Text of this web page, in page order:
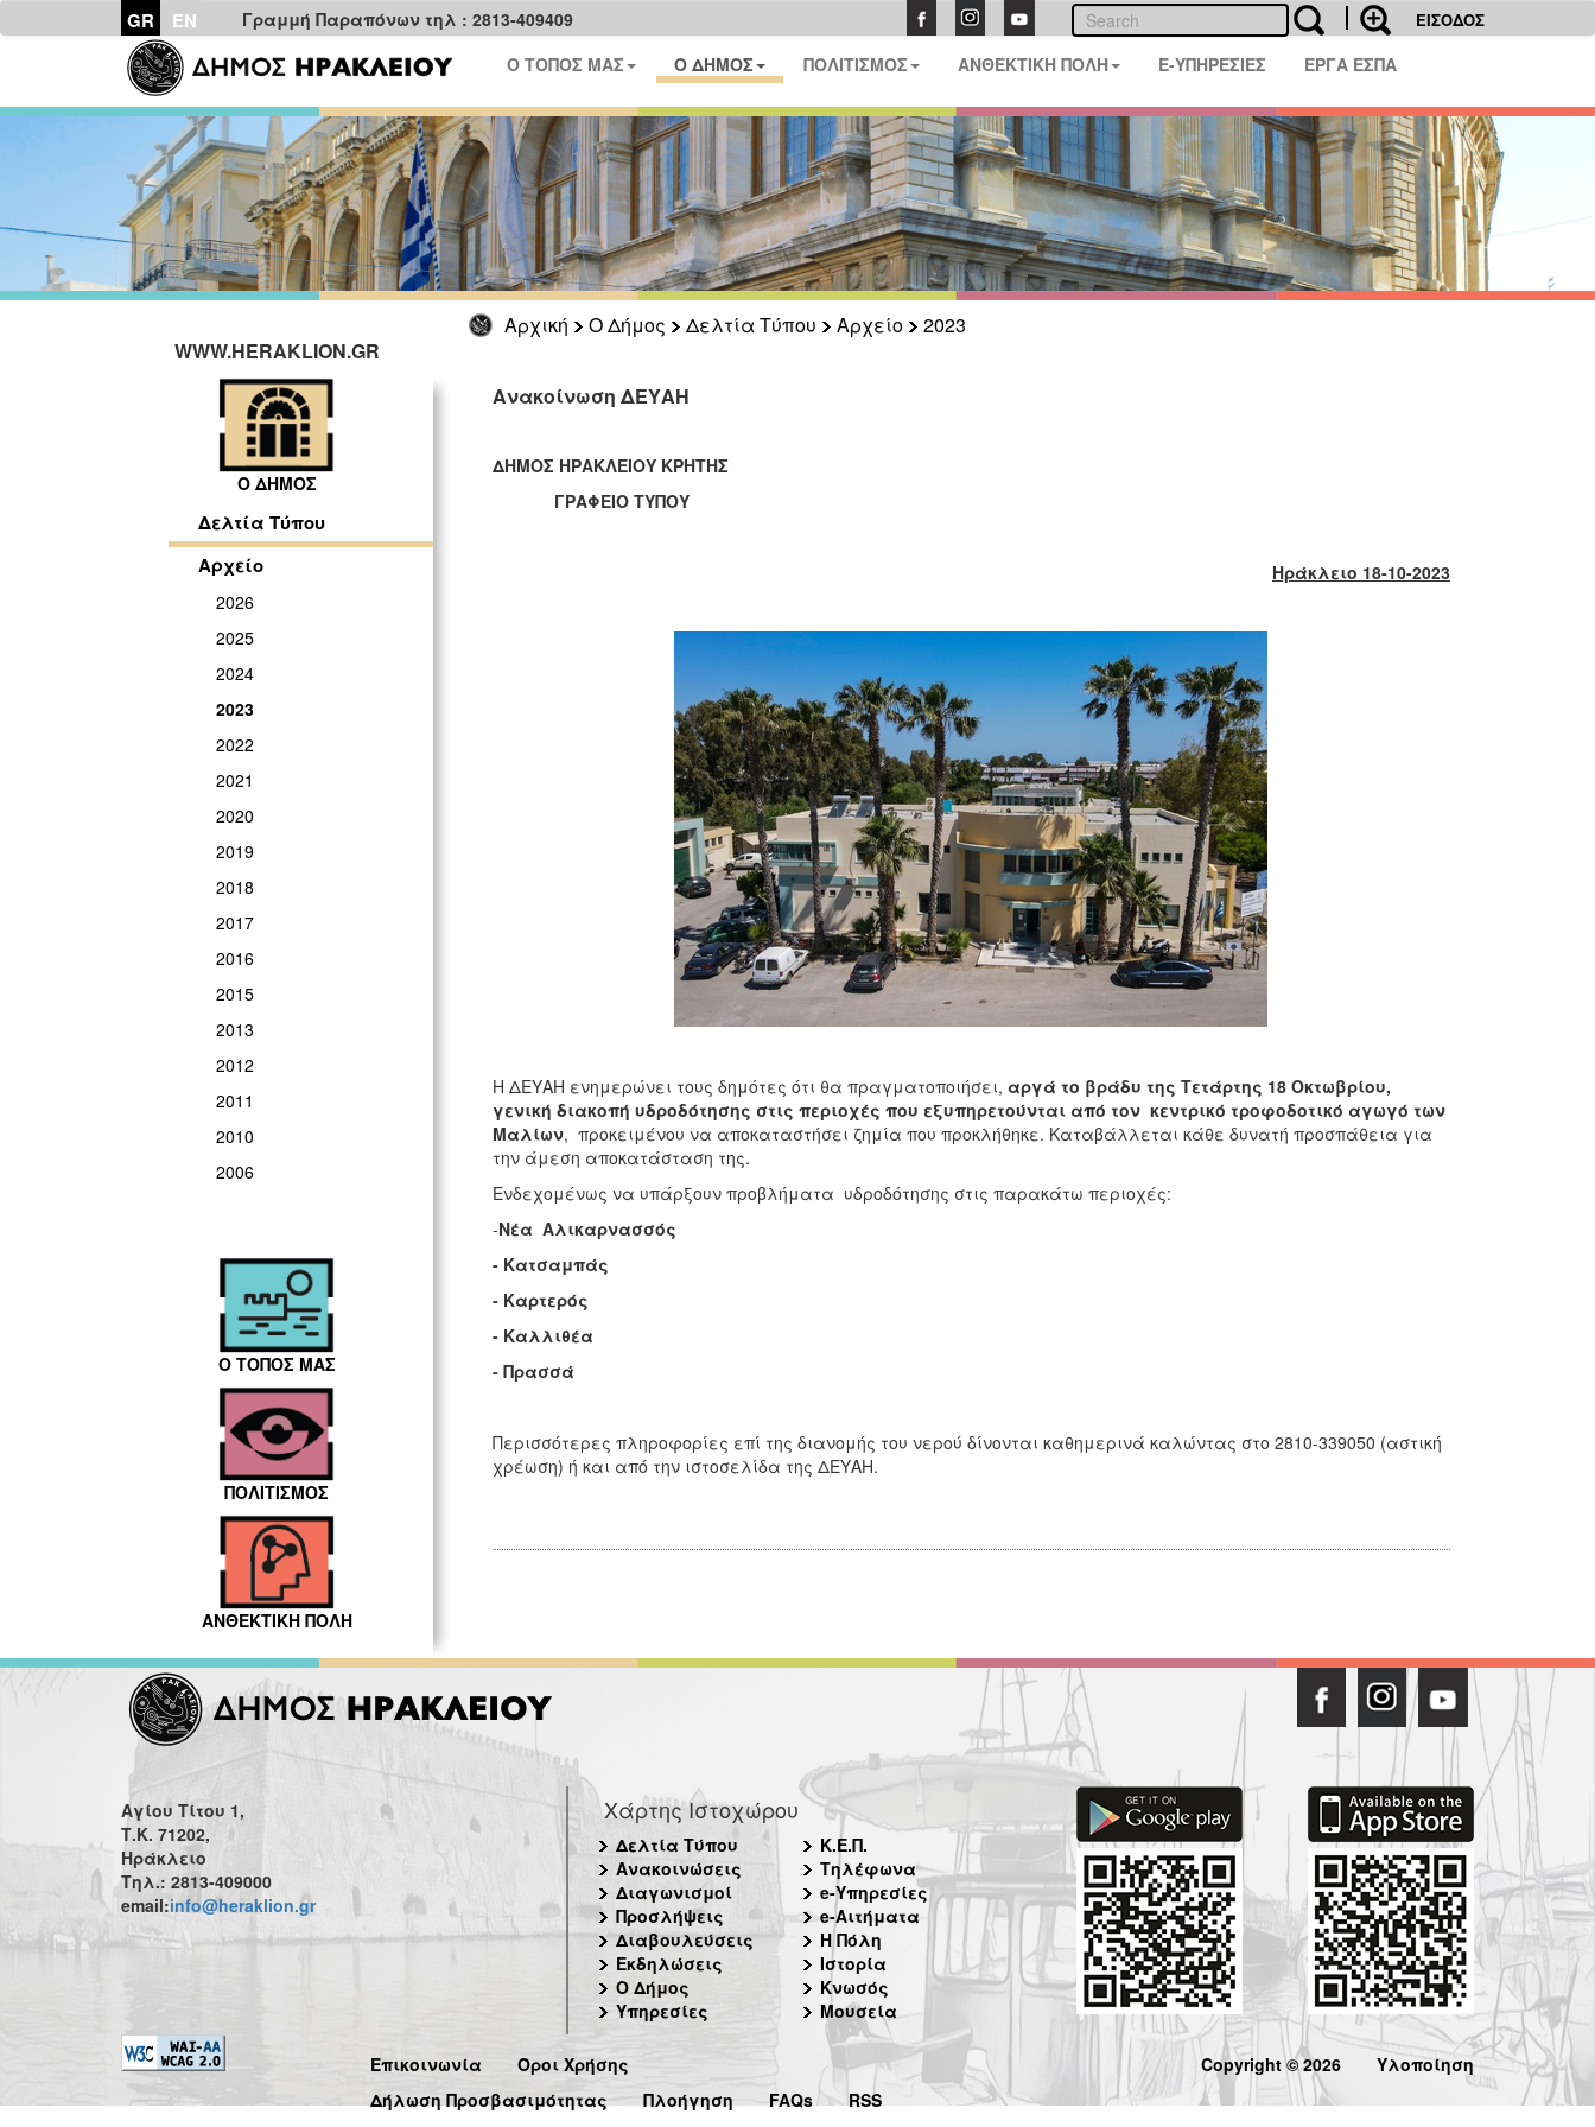
GR EN Γραμμή Παραπόνων τηλ : 2813-409409 ΕΙΣΟΔΟΣ
Ο ΤΟΠΟΣ ΜΑΣ Ο ΔΗΜΟΣ ΠΟΛΙΤΙΣΜΟΣ ΑΝΘΕΚΤΙΚΗ ΠΟΛΗ E-ΥΠΗΡΕΣΙΕΣ ΕΡΓΑ ΕΣΠΑ
Αρχική Ο Δήμος Δελτία Τύπου Αρχείο
2023
WWW.HERAKLION.GR
Ο ΔΗΜΟΣ
Δελτία Τύπου
Αρχείο
2026
2025
2024
2023
2022
2021
2020
2019
2018
2017
2016
2015
2013
2012
2011
2010
2006
Ο ΤΟΠΟΣ ΜΑΣ
ΠΟΛΙΤΙΣΜΟΣ
ΑΝΘΕΚΤΙΚΗ ΠΟΛΗ
Ανακοίνωση ΔΕΥΑΗ
ΔΗΜΟΣ ΗΡΑΚΛΕΙΟΥ ΚΡΗΤΗΣ
ΓΡΑΦΕΙΟ ΤΥΠΟΥ
Ηράκλειο 18-10-2023
Η ΔΕΥΑΗ ενημερώνει τους δημότες ότι θα πραγματοποιήσει, αργά το βράδυ της Τετάρτης 18 Οκτωβρίου,
γενική διακοπή υδροδότησης στις περιοχές που εξυπηρετούνται από τον κεντρικό τροφοδοτικό αγωγό των
Μαλίων, προκειμένου να αποκαταστήσει ζημία που προκλήθηκε. Καταβάλλεται κάθε δυνατή προσπάθεια για
την άμεση αποκατάσταση της.
Ενδεχομένως να υπάρξουν προβλήματα υδροδότησης στις παρακάτω περιοχές:
-Νέα Αλικαρνασσός
- Κατσαμπάς
- Καρτερός
- Καλλιθέα
- Πρασσά
Περισσότερες πληροφορίες επί της διανομής του νερού δίνονται καθημερινά καλώντας στο 2810-339050 (αστική
χρέωση) ή και από την ιστοσελίδα της ΔΕΥΑΗ.
Αγίου Τίτου 1,
Τ.Κ. 71202,
Ηράκλειο
Τηλ.: 2813-409000
email:info@heraklion.gr
Χάρτης Ιστοχώρου
Δελτία Τύπου
Ανακοινώσεις
Διαγωνισμοί
Προσλήψεις
Διαβουλεύσεις
Εκδηλώσεις
Ο Δήμος
Υπηρεσίες
Κ.Ε.Π.
Τηλέφωνα
e-Υπηρεσίες
e-Αιτήματα
Η Πόλη
Ιστορία
Κνωσός
Μουσεία
Επικοινωνία
Όροι Χρήσης
Δήλωση Προσβασιμότητας
Πλοήγηση FAQs RSS
Copyright © 2026 Υλοποίηση